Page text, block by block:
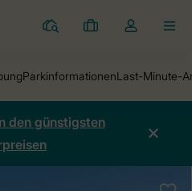
Ferienparks
Meine
Dropdown-
öffnen
den günstigsten